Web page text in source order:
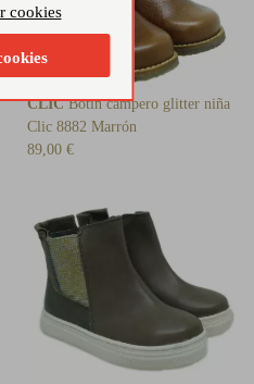
CLICBotín campero glitter niña
Clic 8882 Marrón
89,00 €
cookies